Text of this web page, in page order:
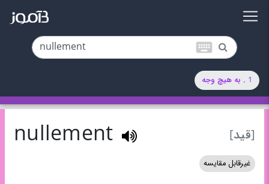
keyboard
1 . به هیچ وجه
[قید] nullement
غیرقابل مقایسه